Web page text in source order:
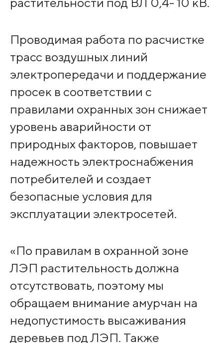
Проводимая работа по расчистке
трасс воздушных линий
электропередачи и поддержание
просек в соответствии с
правилами охранных зон снижает
уровень аварийности от
природных факторов, повышает
надежность электроснабжения
потребителей и создает
безопасные условия для
эксплуатации электросетей.
«По правилам в охранной зоне
ЛЭП растительность должна
отсутствовать, поэтому мы
обращаем внимание амурчан на
недопустимость высаживания
деревьев под ЛЭП. Также